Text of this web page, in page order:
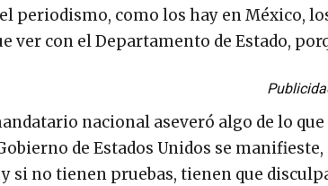
periodismo, como los hay en México,
ver con el Departamento de Estado,
nacional aseveró algo de lo que
de Estados Unidos se
si no tienen pruebas, tienen que